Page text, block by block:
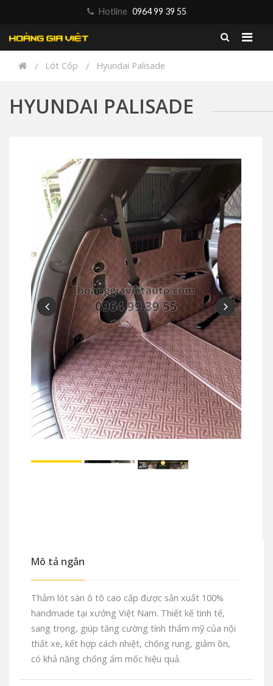
Hotline 0964 99 39 55
Lót Cốp Hyundai Palisade
HYUNDAI PALISADE
Mô tả ngắn
Thảm lót sàn ô tô cao cấp được sản xuất 100%
handmade tại xưởng Việt Nam. Thiết kế tinh tế,
sang trọng, giúp tăng cường tính thẩm mỹ của nội
thất xe, kết hợp cách nhiệt, chống rung, giảm ồn,
có khả năng chống ẩm mốc hiệu quả.